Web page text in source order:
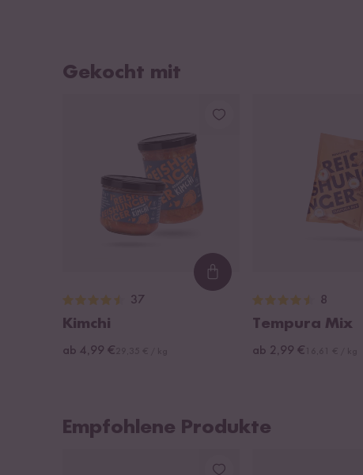
Gekocht mit
Loading...
37
Kimchi
ab 4,99 €
8
Tempura Mix
ab 2,99 €
Empfohlene Produkte